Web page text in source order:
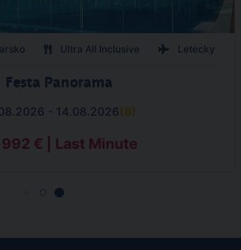
Ultra All Inclusive Letecky
Festa Panorama
- 14.08.2026(8)
992 € | Last Minute